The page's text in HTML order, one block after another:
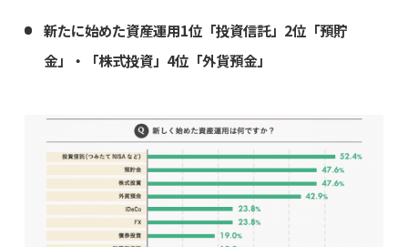
新たに始めた資産運用1位「投資信託」2位「預貯
金」・「株式投資」4位「外貨預金」